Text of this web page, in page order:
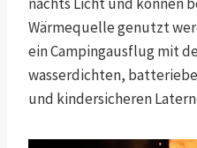
nachts Licht und können
Wärmequelle genutzt
ein Campingausflug mit
wasserdichten,
und kindersicheren